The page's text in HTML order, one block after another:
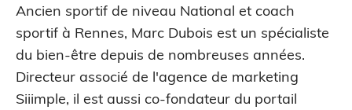
Ancien sportif de niveau National et coach
sportif à Rennes, Marc Dubois est un spécialiste
du bien-être depuis de nombreuses années.
Directeur associé de l'agence de marketing
Siiimple, il est aussi co-fondateur du portail